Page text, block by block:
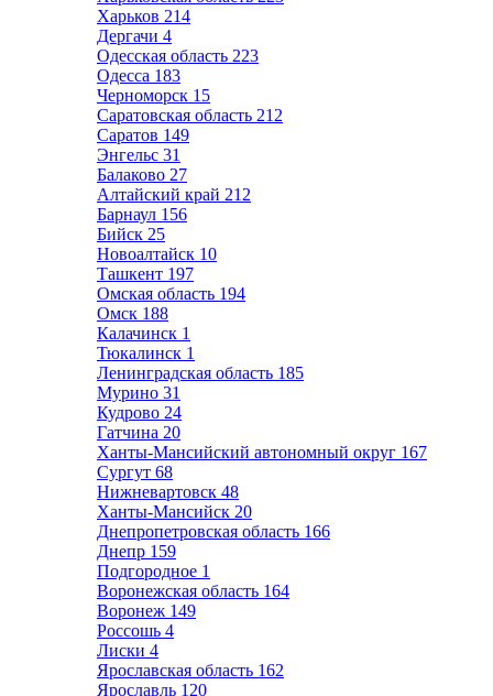
Харьков 214
Дергачи 4
Одесская область 223
Одесса 183
Черноморск 15
Саратовская область 212
Саратов 149
Энгельс 31
Балаково 27
Алтайский край 212
Барнаул 156
Бийск 25
Новоалтайск 10
Ташкент 197
Омская область 194
Омск 188
Калачинск 1
Тюкалинск 1
Ленинградская область 185
Мурино 31
Кудрово 24
Гатчина 20
Ханты-Мансийский автономный округ 167
Сургут 68
Нижневартовск 48
Ханты-Мансийск 20
Днепропетровская область 166
Днепр 159
Подгородное 1
Воронежская область 164
Воронеж 149
Россошь 4
Лиски 4
Ярославская область 162
Ярославль 120